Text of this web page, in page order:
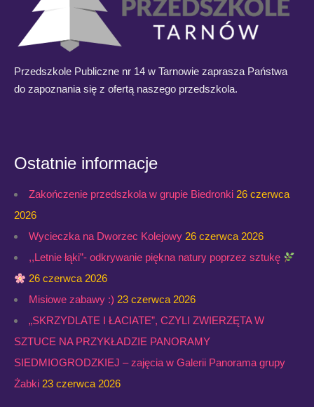
Przedszkole Publiczne nr 14 w Tarnowie zaprasza Państwa
do zapoznania się z ofertą naszego przedszkola.
Ostatnie informacje
Zakończenie przedszkola w grupie Biedronki 26 czerwca
2026
Wycieczka na Dworzec Kolejowy 26 czerwca 2026
,,Letnie łąki”- odkrywanie piękna natury poprzez sztukę
26 czerwca 2026
Misiowe zabawy :) 23 czerwca 2026
„SKRZYDLATE I ŁACIATE”, CZYLI ZWIERZĘTA W
SZTUCE NA PRZYKŁADZIE PANORAMY
SIEDMIOGRODZKIEJ – zajęcia w Galerii Panorama grupy
Żabki 23 czerwca 2026